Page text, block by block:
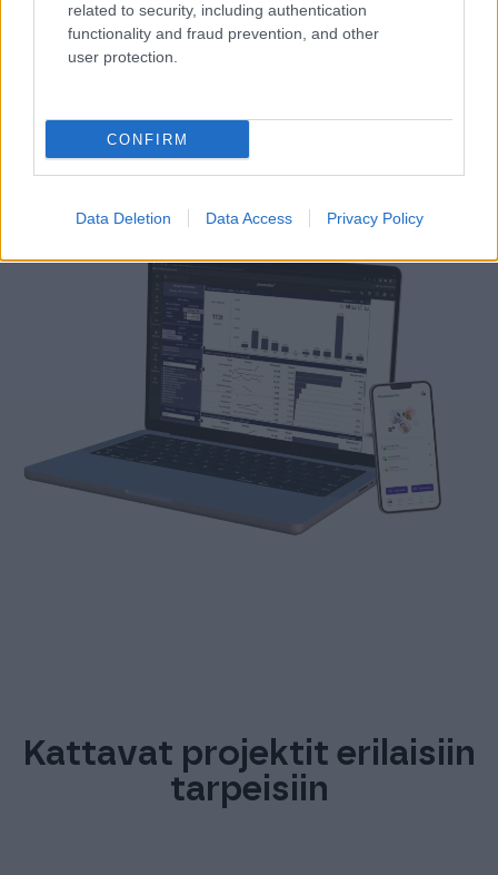
related to security, including authentication
functionality and fraud prevention, and other
user protection.
CONFIRM
Data Deletion Data Access Privacy Policy
Automaattitiliöinnit
Kokeile maksutta
Kattavat projektit erilaisiin
tarpeisiin